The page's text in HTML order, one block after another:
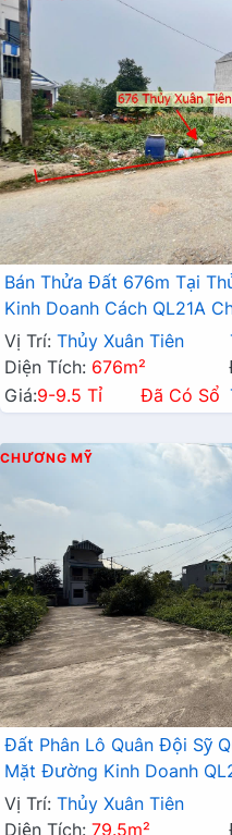
Bán Thửa Đất 676m Tại
Kinh Doanh Cách QL21A
Vị Trí: Thủy Xuân Tiên
Diện Tích: 676m²
Giá:9-9.5 Tỉ Đã Có Sổ
CHƯƠNG MỸ
Đất Phân Lô Quân Đội Sỹ
Mặt Đường Kinh Doanh
Vị Trí: Thủy Xuân Tiên
Diện Tích: 79.5m²